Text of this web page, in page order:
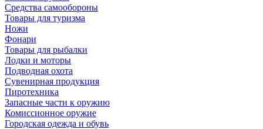
Средства самообороны
Товары для туризма
Ножи
Фонари
Товары для рыбалки
Лодки и моторы
Подводная охота
Сувенирная продукция
Пиротехника
Запасные части к оружию
Комиссионное оружие
Городская одежда и обувь